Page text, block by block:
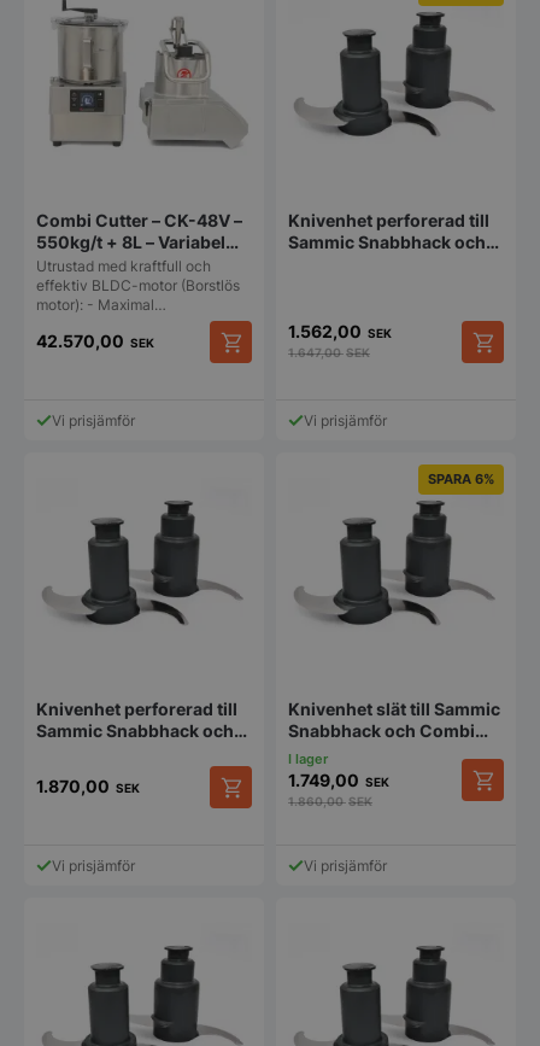
Combi Cutter – CK-48V –
550kg/t + 8L – Variabel
hastighet – Sammic
Utrustad med kraftfull och
effektiv BLDC-motor (Borstlös
motor): - Maximal…
42.570,00 SEK
Vi prisjämför
Knivenhet perforerad till
Sammic Snabbhack och
1.562,00 SEK
1.647,00SEK
Vi prisjämför
Knivenhet perforerad till
Sammic Snabbhack och
1.870,00 SEK
Vi prisjämför
SPARA 6%
Knivenhet slät till Sammic
Snabbhack och Combi
Cutter 5,5L
1.749,00 SEK
1.860,00SEK
Vi prisjämför